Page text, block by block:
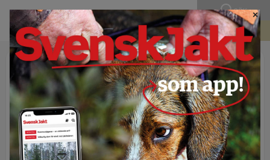
SÖK
BLI MEDLEM
Publicerad 1 januari 2024 - 09:30
×